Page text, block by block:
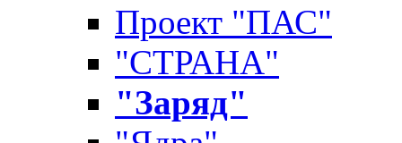
Проект "ПАС"
"СТРАНА"
"Заряд"